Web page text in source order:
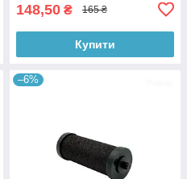
148,50 ₴ 165 ₴
Купити
–6%